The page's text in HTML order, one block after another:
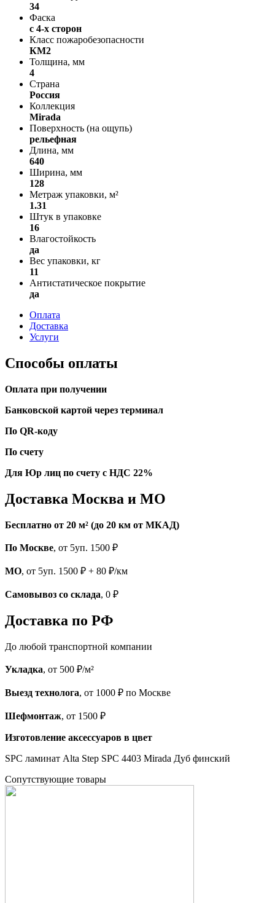
34
Фаска
с 4-х сторон
Класс пожаробезопасности
КМ2
Толщина, мм
4
Страна
Россия
Коллекция
Mirada
Поверхность (на ощупь)
рельефная
Длина, мм
640
Ширина, мм
128
Метраж упаковки, м²
1.31
Штук в упаковке
16
Влагостойкость
да
Вес упаковки, кг
11
Антистатическое покрытие
да
Оплата
Доставка
Услуги
Способы оплаты
Оплата при получении
Банковской картой через терминал
По QR-коду
По счету
Для Юр лиц по счету с НДС 22%
Доставка Москва и МО
Бесплатно от 20 м² (до 20 км от МКАД)
По Москве, от 5уп. 1500 ₽
МО, от 5уп. 1500 ₽ + 80 ₽/км
Самовывоз со склада, 0 ₽
Доставка по РФ
До любой транспортной компании
Укладка, от 500 ₽/м²
Выезд технолога, от 1000 ₽ по Москве
Шефмонтаж, от 1500 ₽
Изготовление аксессуаров в цвет
SPC ламинат Alta Step SPC 4403 Mirada Дуб финский
Cопутствующие товары